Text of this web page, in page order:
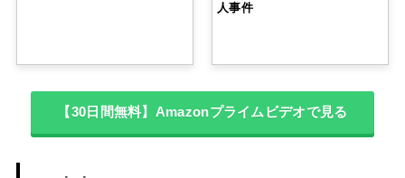
人事件
【30日間無料】Amazonプライムビデオで見る